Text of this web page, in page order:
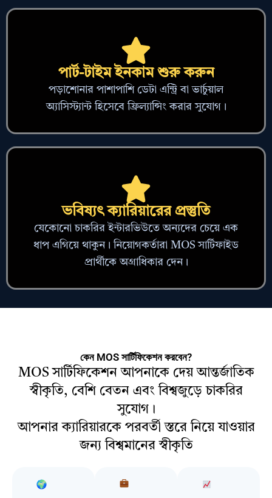
পার্ট-টাইম ইনকাম শুরু করুন
পড়াশোনার পাশাপাশি ডেটা এন্ট্রি বা ভার্চুয়াল
অ্যাসিস্ট্যান্ট হিসেবে ফ্রিল্যান্সিং করার সুযোগ।
ভবিষ্যৎ ক্যারিয়ারের প্রস্তুতি
যেকোনো চাকরির ইন্টারভিউতে অন্যদের চেয়ে এক
ধাপ এগিয়ে থাকুন। নিয়োগকর্তারা MOS সার্টিফাইড
প্রার্থীকে অগ্রাধিকার দেন।
কেন MOS সার্টিফিকেশন করবেন?
MOS সার্টিফিকেশন আপনাকে দেয় আন্তর্জাতিক
স্বীকৃতি, বেশি বেতন এবং বিশ্বজুড়ে চাকরির
সুযোগ।
আপনার ক্যারিয়ারকে পরবর্তী স্তরে নিয়ে যাওয়ার
জন্য বিশ্বমানের স্বীকৃতি